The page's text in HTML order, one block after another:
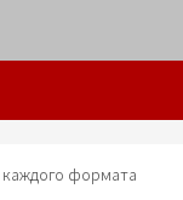
формата